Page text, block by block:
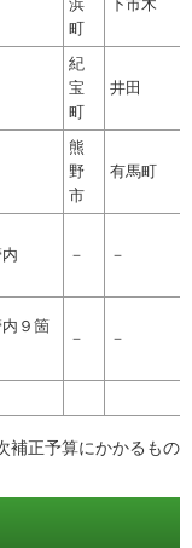
浜
町
下市木
紀
宝
町
井田
熊
野
市
有馬町
－ －
９箇
－ －
補正予算にかかるもの